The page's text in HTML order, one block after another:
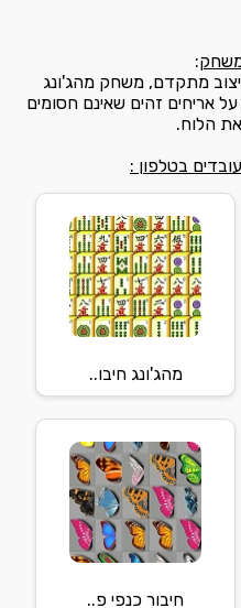
:
מתקדם, משחק מהג'ונג
אריחים זהים שאינם חסומים
הלוח.
בטלפון :
מהג'ונג חיבו..
חיבור כנפי פ..